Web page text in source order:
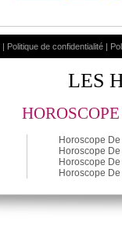
| Politique de confidentialité |
LES
Horoscope
Horoscope
Horoscope
Horoscope